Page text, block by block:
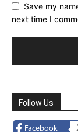
Save my
next time I
Follow Us
Facebook